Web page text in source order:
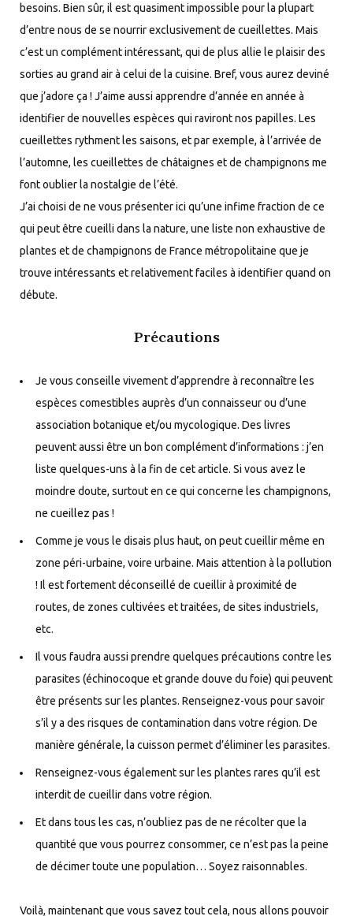
besoins. Bien sûr, il est quasiment impossible pour la plupart
d’entre nous de se nourrir exclusivement de cueillettes. Mais
c’est un complément intéressant, qui de plus allie le plaisir des
sorties au grand air à celui de la cuisine. Bref, vous aurez deviné
que j’adore ça ! J’aime aussi apprendre d’année en année à
identifier de nouvelles espèces qui raviront nos papilles. Les
cueillettes rythment les saisons, et par exemple, à l’arrivée de
l’automne, les cueillettes de châtaignes et de champignons me
font oublier la nostalgie de l’été.
J’ai choisi de ne vous présenter ici qu’une infime fraction de ce
qui peut être cueilli dans la nature, une liste non exhaustive de
plantes et de champignons de France métropolitaine que je
trouve intéressants et relativement faciles à identifier quand on
débute.
Précautions
Je vous conseille vivement d’apprendre à reconnaître les
espèces comestibles auprès d’un connaisseur ou d’une
association botanique et/ou mycologique. Des livres
peuvent aussi être un bon complément d’informations : j’en
liste quelques-uns à la fin de cet article. Si vous avez le
moindre doute, surtout en ce qui concerne les champignons,
ne cueillez pas !
Comme je vous le disais plus haut, on peut cueillir même en
zone péri-urbaine, voire urbaine. Mais attention à la pollution
! Il est fortement déconseillé de cueillir à proximité de
routes, de zones cultivées et traitées, de sites industriels,
etc.
Il vous faudra aussi prendre quelques précautions contre les
parasites (échinocoque et grande douve du foie) qui peuvent
être présents sur les plantes. Renseignez-vous pour savoir
s’il y a des risques de contamination dans votre région. De
manière générale, la cuisson permet d’éliminer les parasites.
Renseignez-vous également sur les plantes rares qu’il est
interdit de cueillir dans votre région.
Et dans tous les cas, n’oubliez pas de ne récolter que la
quantité que vous pourrez consommer, ce n’est pas la peine
de décimer toute une population… Soyez raisonnables.
Voilà, maintenant que vous savez tout cela, nous allons pouvoir